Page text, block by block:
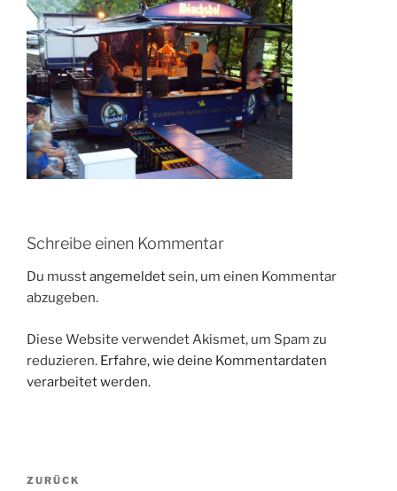
Schreibe einen Kommentar
Du musstangemeldetsein, um einen Kommentar
abzugeben.
Diese Website verwendet Akismet, um Spam zu
reduzieren. Erfahre, wie deine Kommentardaten
verarbeitet werden.
Beitragsnavigation
Vorheriger
ZURÜCK